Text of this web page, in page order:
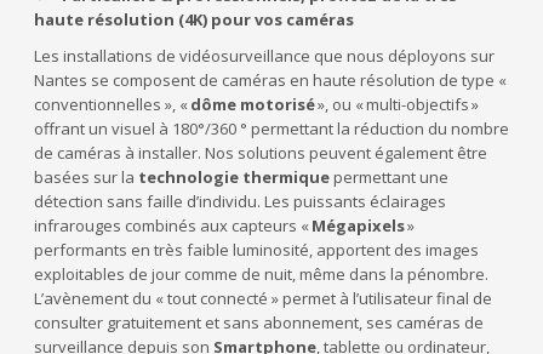
haute résolution (4K) pour vos caméras
Les installations de vidéosurveillance que nous déployons sur
Nantes se composent de caméras en haute résolution de type «
conventionnelles », «dôme motorisé», ou « multi-objectifs »
offrant un visuel à 180°/360 ° permettant la réduction du nombre
de caméras à installer. Nos solutions peuvent également être
basées sur la technologie thermiquepermettant une
détection sans faille d’individu. Les puissants éclairages
infrarouges combinés aux capteurs «Mégapixels»
performants en très faible luminosité, apportent des images
exploitables de jour comme de nuit, même dans la pénombre.
L’avènement du « tout connecté » permet à l’utilisateur final de
consulter gratuitement et sans abonnement, ses caméras de
surveillance depuis son Smartphone, tablette ou ordinateur,